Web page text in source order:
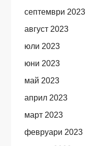
септември 2023
август 2023
юли 2023
юни 2023
май 2023
април 2023
март 2023
февруари 2023